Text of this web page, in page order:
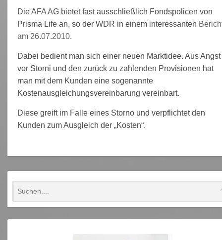
Die AFA AG bietet fast ausschließlich Fondspolicen von
Prisma Life an, so der WDR in einem interessanten
am 26.07.2010.
Dabei bedient man sich einer neuen Marktidee. Aus Angst
vor Storni und den zurück zu zahlenden Provisionen hat
man mit dem Kunden eine sogenannte
Kostenausgleichungsvereinbarung vereinbart.
Diese greift im Falle eines Storno und verpflichtet den
Kunden zum Ausgleich der „Kosten“.